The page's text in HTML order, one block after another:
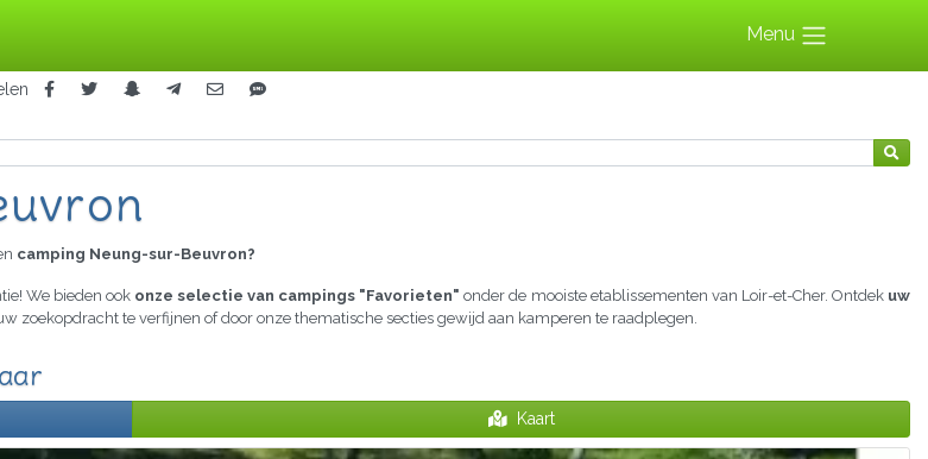
Menu
camping Neung-sur-Beuvron?
We bieden ook onze selectie van campings "Favorieten" onder de mooiste etablissementen van Loir-et-Cher. Ontdek uw
zoekopdracht te verfijnen of door onze thematische secties gewijd aan kamperen te raadplegen.
Kaart